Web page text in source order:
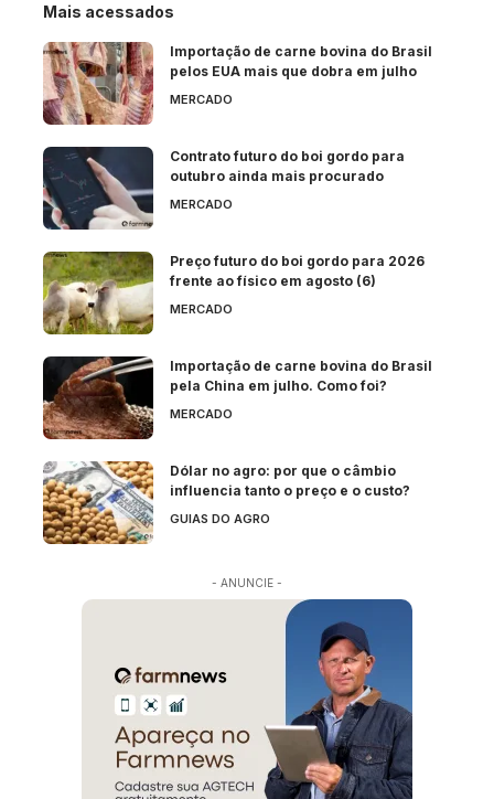
Mais acessados
Importação de carne bovina do Brasil
pelos EUA mais que dobra em julho
MERCADO
Contrato futuro do boi gordo para
outubro ainda mais procurado
MERCADO
Preço futuro do boi gordo para 2026
frente ao físico em agosto (6)
MERCADO
Importação de carne bovina do Brasil
pela China em julho. Como foi?
MERCADO
Dólar no agro: por que o câmbio
influencia tanto o preço e o custo?
GUIAS DO AGRO
- ANUNCIE -